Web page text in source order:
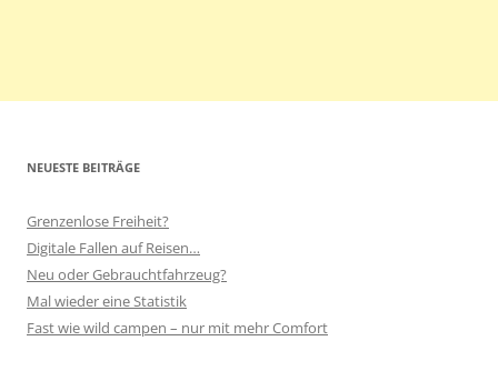
NEUESTE BEITRÄGE
Grenzenlose Freiheit?
Digitale Fallen auf Reisen…
Neu oder Gebrauchtfahrzeug?
Mal wieder eine Statistik
Fast wie wild campen – nur mit mehr Comfort